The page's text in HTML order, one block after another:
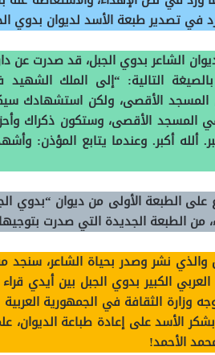
في تصدير طبعة الأسد لديوان بدوي
التالية: “إلى الملك
الأقصى، ولكن استشهادك
المسجد الأقصى، وستكون ذكراك
ألله أكبر. وعندما يتابع المؤذن:
من الطبعة الجديدة التي صدرت
والذي نشر وصدر بحياة الشاعر،
الكبير بدوي الجبل بين أيدي
وزارة الثقافة في الجمهورية
الأسد على إعادة طباعة الديوان،
الأحمد!